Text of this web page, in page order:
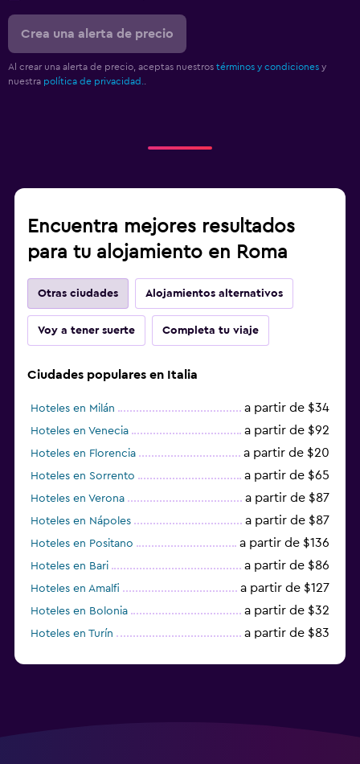
Crea una alerta de precio
Al crear una alerta de precio, aceptas nuestros términos y condiciones y
nuestra política de privacidad.
Encuentra mejores resultados
para tu alojamiento en Roma
Otras ciudades Alojamientos alternativos
Voy a tener suerte Completa tu viaje
Ciudades populares en Italia
Hoteles en Milán a partir de $34
Hoteles en Venecia a partir de $92
Hoteles en Florencia a partir de $20
Hoteles en Sorrento a partir de $65
Hoteles en Verona a partir de $87
Hoteles en Nápoles a partir de $87
Hoteles en Positano a partir de $136
Hoteles en Bari a partir de $86
Hoteles en Amalfi a partir de $127
Hoteles en Bolonia a partir de $32
Hoteles en Turín a partir de $83